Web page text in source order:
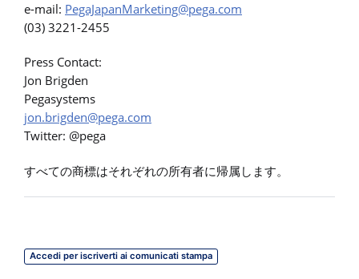
e-mail: PegaJapanMarketing@pega.com
(03) 3221-2455
Press Contact:
Jon Brigden
Pegasystems
jon.brigden@pega.com
Twitter: @pega
すべての商標はそれぞれの所有者に帰属します。
Accedi per iscriverti ai comunicati stampa